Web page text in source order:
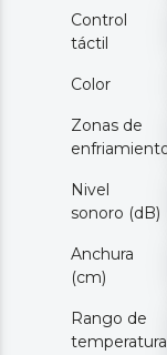
Control
táctil
Color
Zonas de
Nivel
sonoro (dB)
Anchura
(cm)
Rango de
temperatura